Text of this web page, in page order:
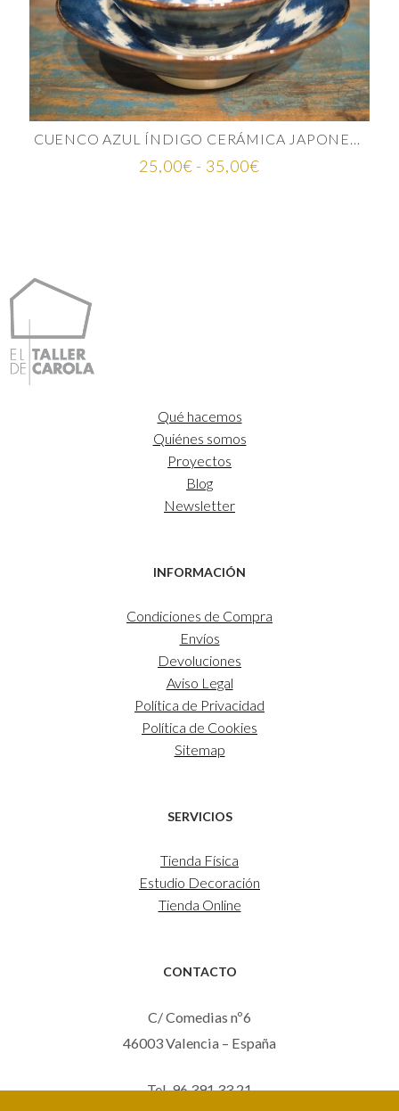
25,00€ - 35,00€Rango
Qué hacemos
Quiénes somos
Proyectos
Blog
Newsletter
INFORMACIÓN
Condiciones de Compra
Envíos
Devoluciones
Aviso Legal
Política de Privacidad
Política de Cookies
Sitemap
SERVICIOS
Tienda Física
Estudio Decoración
Tienda Online
CONTACTO
C/ Comedias nº6
46003 Valencia – España
Tel. 96 391 33 21